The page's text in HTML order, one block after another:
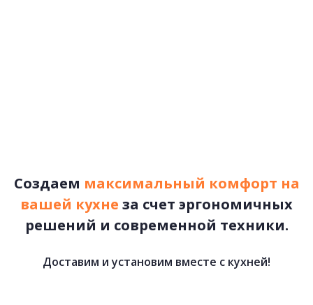
Создаем максимальный комфорт на
вашей кухне за счет эргономичных
решений и современной техники.
Доставим и установим вместе с кухней!